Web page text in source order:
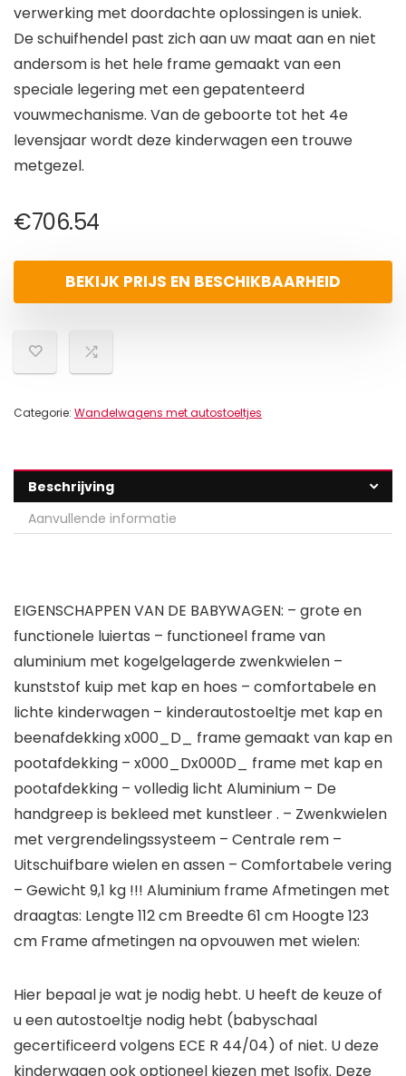
verwerking met doordachte oplossingen is uniek.
De schuifhendel past zich aan uw maat aan en niet
andersom is het hele frame gemaakt van een
speciale legering met een gepatenteerd
vouwmechanisme. Van de geboorte tot het 4e
levensjaar wordt deze kinderwagen een trouwe
metgezel.
€706.54
BEKIJK PRIJS EN BESCHIKBAARHEID
Categorie: Wandelwagens met autostoeltjes
Beschrijving
Aanvullende informatie
EIGENSCHAPPEN VAN DE BABYWAGEN: – grote en
functionele luiertas – functioneel frame van
aluminium met kogelgelagerde zwenkwielen –
kunststof kuip met kap en hoes – comfortabele en
lichte kinderwagen – kinderautostoeltje met kap en
beenafdekking x000_D_ frame gemaakt van kap en
pootafdekking – x000_Dx000D_ frame met kap en
pootafdekking – volledig licht Aluminium – De
handgreep is bekleed met kunstleer . – Zwenkwielen
met vergrendelingssysteem – Centrale rem –
Uitschuifbare wielen en assen – Comfortabele vering
– Gewicht 9,1 kg !!! Aluminium frame Afmetingen met
draagtas: Lengte 112 cm Breedte 61 cm Hoogte 123
cm Frame afmetingen na opvouwen met wielen:
Hier bepaal je wat je nodig hebt. U heeft de keuze of
u een autostoeltje nodig hebt (babyschaal
gecertificeerd volgens ECE R 44/04) of niet. U deze
kinderwagen ook optioneel kiezen met Isofix. Deze